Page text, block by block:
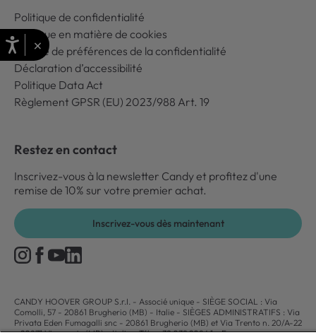
Politique de confidentialité
Politique en matière de cookies
Centre de préférences de la confidentialité
Déclaration d’accessibilité
Politique Data Act
Règlement GPSR (EU) 2023/988 Art. 19
Restez en contact
Inscrivez-vous à la newsletter Candy et profitez d'une
remise de 10% sur votre premier achat.
Inscrivez-vous dès maintenant
CANDY HOOVER GROUP S.r.I. - Associé unique - SIÈGE SOCIAL : Via
Comolli, 57 - 20861 Brugherio (MB) - Italie - SIÈGES ADMINISTRATIFS : Via
Privata Eden Fumagalli snc - 20861 Brugherio (MB) et Via Trento n. 20/A-22
×